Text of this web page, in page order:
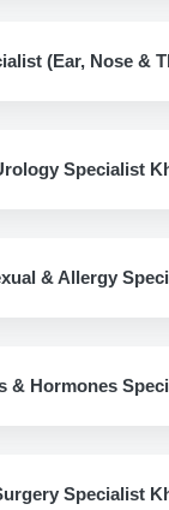
(Ear, Nose &
Specialist
& Allergy
& Hormones
Specialist